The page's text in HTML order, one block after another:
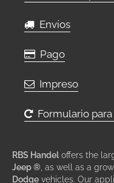
Envíos
Pago
Impreso
Formulario
RBS Handel offers the
Jeep ® , as well as a
Dodge vehicles. Our